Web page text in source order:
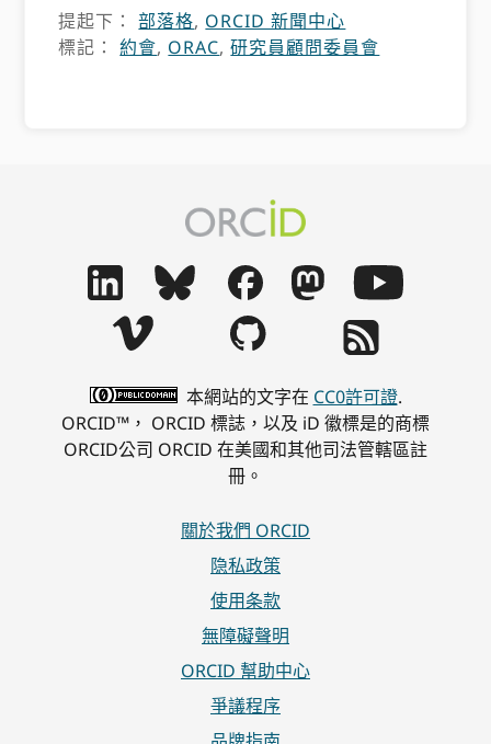
提起下：部落格, ORCID 新聞中心
標記：約會, ORAC,研究員顧問委員會
本網站的文字在 CC0許可證.
ORCID™， ORCID 標誌，以及 iD 徽標是的商標
ORCID公司 ORCID 在美國和其他司法管轄區註
冊。
關於我們 ORCID
隐私政策
使用条款
無障礙聲明
ORCID 幫助中心
爭議程序